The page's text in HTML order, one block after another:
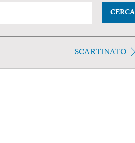
CERCA
SCARTINATO